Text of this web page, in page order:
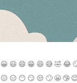
😀 😃 😄 😁 😆 😅 🤣 😂
😐 😑 😶 😏 😒 🙄 😬 🤥